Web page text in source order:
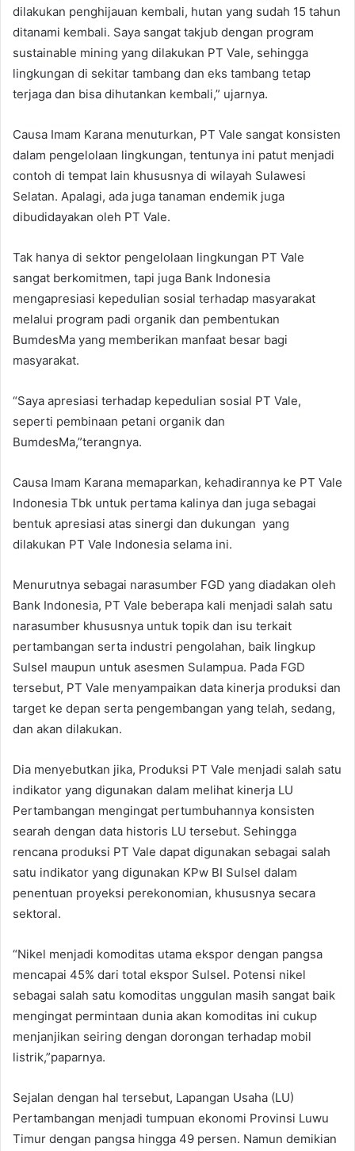
dilakukan penghijauan kembali, hutan yang sudah 15 tahun
ditanami kembali. Saya sangat takjub dengan program
sustainable mining yang dilakukan PT Vale, sehingga
lingkungan di sekitar tambang dan eks tambang tetap
terjaga dan bisa dihutankan kembali,” ujarnya.
Causa Imam Karana menuturkan, PT Vale sangat konsisten
dalam pengelolaan lingkungan, tentunya ini patut menjadi
contoh di tempat lain khususnya di wilayah Sulawesi
Selatan. Apalagi, ada juga tanaman endemik juga
dibudidayakan oleh PT Vale.
Tak hanya di sektor pengelolaan lingkungan PT Vale
sangat berkomitmen, tapi juga Bank Indonesia
mengapresiasi kepedulian sosial terhadap masyarakat
melalui program padi organik dan pembentukan
BumdesMa yang memberikan manfaat besar bagi
masyarakat.
“Saya apresiasi terhadap kepedulian sosial PT Vale,
seperti pembinaan petani organik dan
BumdesMa,”terangnya.
Causa Imam Karana memaparkan, kehadirannya ke PT Vale
Indonesia Tbk untuk pertama kalinya dan juga sebagai
bentuk apresiasi atas sinergi dan dukungan yang
dilakukan PT Vale Indonesia selama ini.
Menurutnya sebagai narasumber FGD yang diadakan oleh
Bank Indonesia, PT Vale beberapa kali menjadi salah satu
narasumber khususnya untuk topik dan isu terkait
pertambangan serta industri pengolahan, baik lingkup
Sulsel maupun untuk asesmen Sulampua. Pada FGD
tersebut, PT Vale menyampaikan data kinerja produksi dan
target ke depan serta pengembangan yang telah, sedang,
dan akan dilakukan.
Dia menyebutkan jika, Produksi PT Vale menjadi salah satu
indikator yang digunakan dalam melihat kinerja LU
Pertambangan mengingat pertumbuhannya konsisten
searah dengan data historis LU tersebut. Sehingga
rencana produksi PT Vale dapat digunakan sebagai salah
satu indikator yang digunakan KPw BI Sulsel dalam
penentuan proyeksi perekonomian, khususnya secara
sektoral.
“Nikel menjadi komoditas utama ekspor dengan pangsa
mencapai 45% dari total ekspor Sulsel. Potensi nikel
sebagai salah satu komoditas unggulan masih sangat baik
mengingat permintaan dunia akan komoditas ini cukup
menjanjikan seiring dengan dorongan terhadap mobil
listrik,”paparnya.
Sejalan dengan hal tersebut, Lapangan Usaha (LU)
Pertambangan menjadi tumpuan ekonomi Provinsi Luwu
Timur dengan pangsa hingga 49 persen. Namun demikian